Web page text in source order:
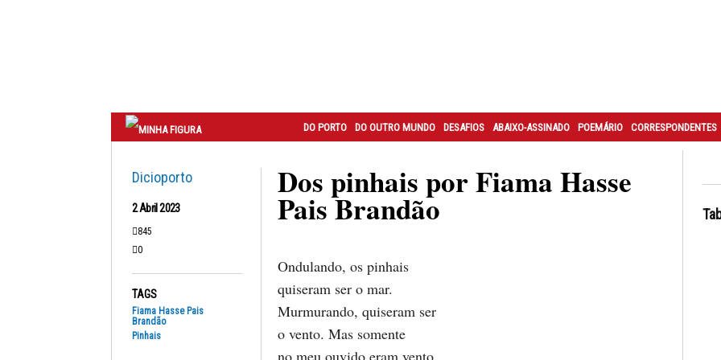
DO PORTO DO OUTRO MUNDO DESAFIOS ABAIXO-ASSINADO POEMÁRIO CORRESPONDENTES
Dicioporto
2 Abril 2023
845
0
TAGS
Fiama Hasse Pais
Brandão
Pinhais
Dos pinhais por Fiama Hasse
Pais Brandão
Ondulando, os pinhais
quiseram ser o mar.
Murmurando, quiseram ser
o vento. Mas somente
no meu ouvido eram vento,